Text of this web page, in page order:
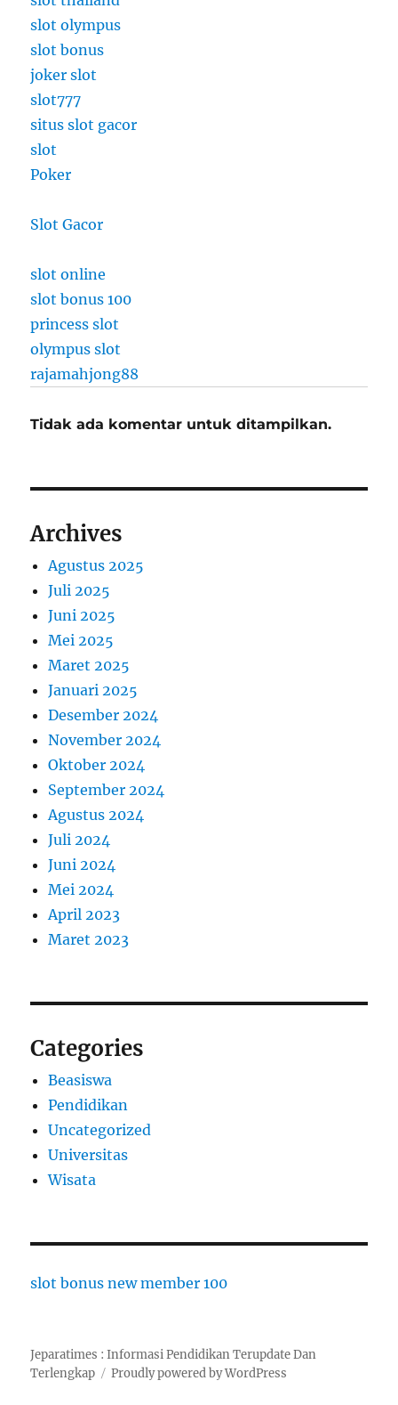
slot olympus
slot bonus
joker slot
slot777
situs slot gacor
slot
Poker
Slot Gacor
slot online
slot bonus 100
princess slot
olympus slot
rajamahjong88
Tidak ada komentar untuk ditampilkan.
Archives
Agustus 2025
Juli 2025
Juni 2025
Mei 2025
Maret 2025
Januari 2025
Desember 2024
November 2024
Oktober 2024
September 2024
Agustus 2024
Juli 2024
Juni 2024
Mei 2024
April 2023
Maret 2023
Categories
Beasiswa
Pendidikan
Uncategorized
Universitas
Wisata
slot bonus new member 100
Jeparatimes : Informasi Pendidikan Terupdate Dan
Terlengkap
Proudly powered by WordPress